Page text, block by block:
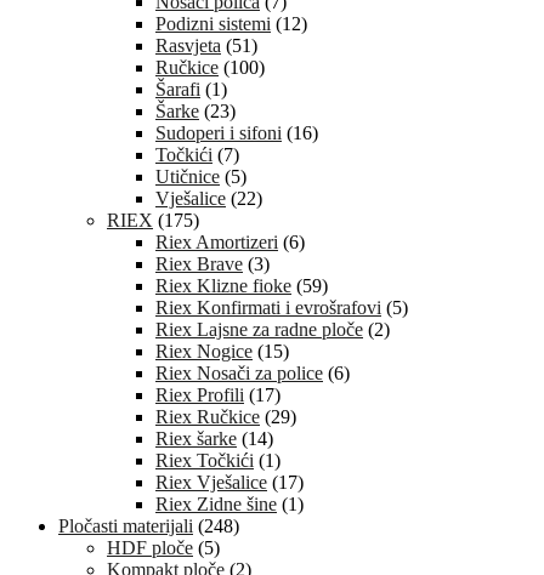
Podizni sistemi (12)
Rasvjeta (51)
Ručkice (100)
Šarafi (1)
Šarke (23)
Sudoperi i sifoni (16)
Točkići (7)
Utičnice (5)
Vješalice (22)
RIEX (175)
Riex Amortizeri (6)
Riex Brave (3)
Riex Klizne fioke (59)
Riex Konfirmati i evrošrafovi (5)
Riex Lajsne za radne ploče (2)
Riex Nogice (15)
Riex Nosači za police (6)
Riex Profili (17)
Riex Ručkice (29)
Riex šarke (14)
Riex Točkići (1)
Riex Vješalice (17)
Riex Zidne šine (1)
Pločasti materijali (248)
HDF ploče (5)
Kompakt ploče (2)